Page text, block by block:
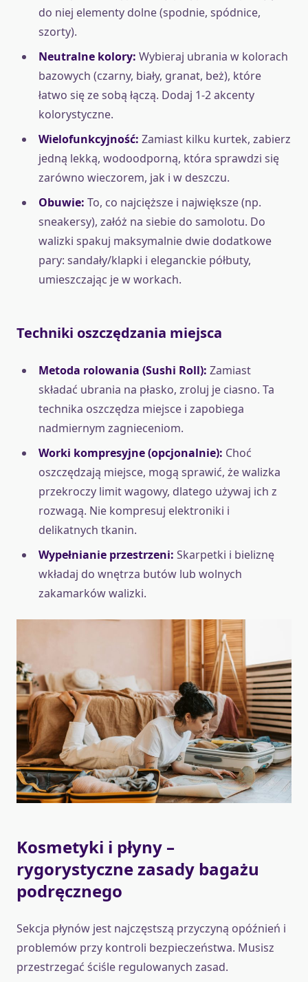
do niej elementy dolne (spodnie, spódnice,
szorty).
Neutralne kolory: Wybieraj ubrania w kolorach
bazowych (czarny, biały, granat, beż), które
łatwo się ze sobą łączą. Dodaj 1-2 akcenty
kolorystyczne.
Wielofunkcyjność: Zamiast kilku kurtek, zabierz
jedną lekką, wodoodporną, która sprawdzi się
zarówno wieczorem, jak i w deszczu.
Obuwie: To, co najcięższe i największe (np.
sneakersy), załóż na siebie do samolotu. Do
walizki spakuj maksymalnie dwie dodatkowe
pary: sandały/klapki i eleganckie półbuty,
umieszczając je w workach.
Techniki oszczędzania miejsca
Metoda rolowania (Sushi Roll): Zamiast
składać ubrania na płasko, zroluj je ciasno. Ta
technika oszczędza miejsce i zapobiega
nadmiernym zagnieceniom.
Worki kompresyjne (opcjonalnie): Choć
oszczędzają miejsce, mogą sprawić, że walizka
przekroczy limit wagowy, dlatego używaj ich z
rozwagą. Nie kompresuj elektroniki i
delikatnych tkanin.
Wypełnianie przestrzeni: Skarpetki i bieliznę
wkładaj do wnętrza butów lub wolnych
zakamarków walizki.
Kosmetyki i płyny –
rygorystyczne zasady bagażu
podręcznego
Sekcja płynów jest najczęstszą przyczyną opóźnień i
problemów przy kontroli bezpieczeństwa. Musisz
przestrzegać ściśle regulowanych zasad.